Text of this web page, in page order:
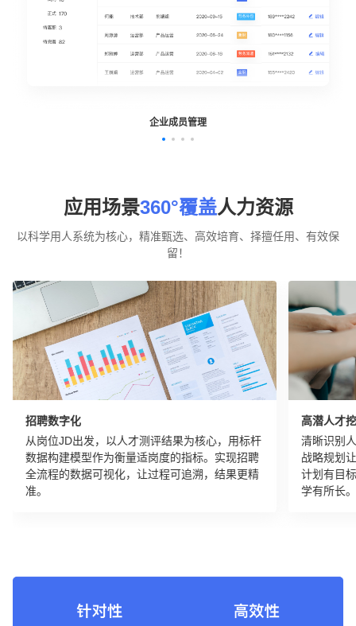
企业成员管理
应用场景360°覆盖人力资源
以科学用人系统为核心，精准甄选、高效培育、择擅任用、有效保
留！
招聘数字化
从岗位JD出发，以人才测评结果为核心，用标杆
数据构建模型作为衡量适岗度的指标。实现招聘
全流程的数据可视化，让过程可追溯，结果更精
准。
高潜人才
清晰识别
战略规划
计划有目
学有所长。